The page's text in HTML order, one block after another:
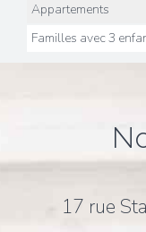
Appartements
Familles avec 3
17 rue